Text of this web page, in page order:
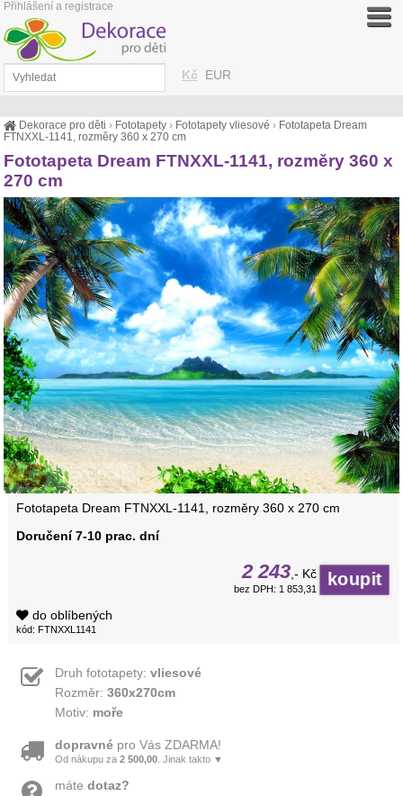
Dekorace pro děti › Fototapety › Fototapety vliesové › Fototapeta Dream
FTNXXL-1141, rozměry 360 x 270 cm
Fototapeta Dream FTNXXL-1141, rozměry 360 x
270 cm
Fototapeta Dream FTNXXL-1141, rozměry 360 x 270 cm
Doručení 7-10 prac. dní
2 243 ,- Kč
bez DPH: 1 853,31
do oblíbených
kód: FTNXXL1141
Druh fototapety: vliesové
Rozměr: 360x270cm
Motiv: moře
dopravnépro Vás ZDARMA!
Od nákupu za 2 500,00. Jinak takto ▼
máte dotaz?
Kč EUR
Přihlášení a registrace